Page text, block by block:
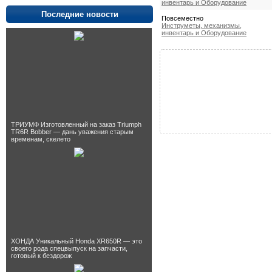
Последние новости
ТРИУМФ Изготовленный на заказ Triumph
TR6R Bobber — дань уважения старым
временам, скелето
ХОНДА Уникальный Honda XR650R — это
своего рода спецвыпуск на запчасти,
готовый к бездорож
инвентарь и Оборудование
Повсеместно
Инструметы, механизмы,
инвентарь и Оборудование